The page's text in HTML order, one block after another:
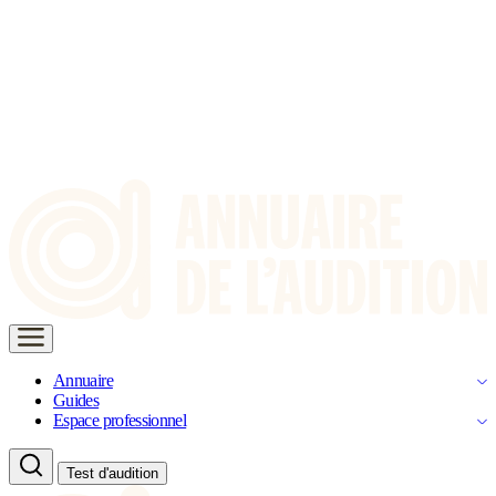
Annuaire
Guides
Espace professionnel
Test d'audition